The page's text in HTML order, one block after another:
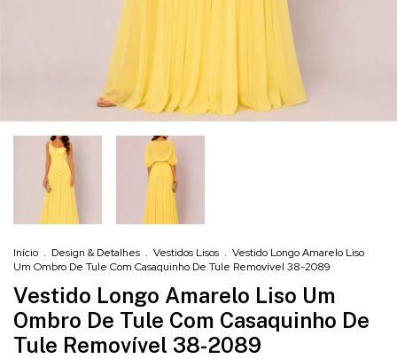
Início . Design & Detalhes . Vestidos Lisos . Vestido Longo Amarelo Liso
Um Ombro De Tule Com Casaquinho De Tule Removível 38-2089
Vestido Longo Amarelo Liso Um
Ombro De Tule Com Casaquinho De
Tule Removível 38-2089